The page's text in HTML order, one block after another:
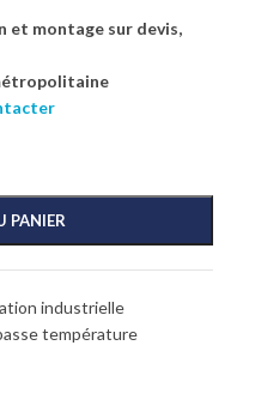
et montage sur devis,
PANIER
industrielle
température